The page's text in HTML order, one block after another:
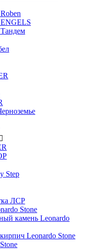
Step
ЛСР
Stone
камень Leonardo
Leonardo Stone